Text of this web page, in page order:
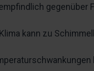
gegenüber
kann zu